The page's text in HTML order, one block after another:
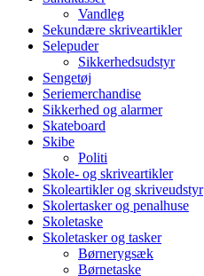
Vandleg
Sekundære skriveartikler
Selepuder
Sikkerhedsudstyr
Sengetøj
Seriemerchandise
Sikkerhed og alarmer
Skateboard
Skibe
Politi
Skole- og skriveartikler
Skoleartikler og skriveudstyr
Skolertasker og penalhuse
Skoletaske
Skoletasker og tasker
Børnerygsæk
Børnetaske